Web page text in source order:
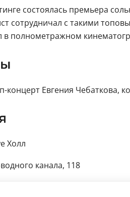
состоялась премьера
сотрудничал с такими
в полнометражном
концерт Евгения Чебаткова,
Холл
канала, 118